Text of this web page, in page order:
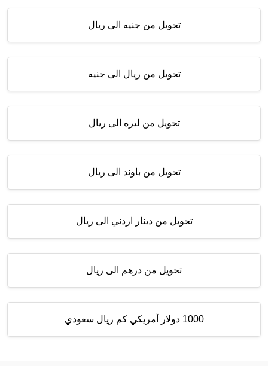
تحويل من جنيه الى ريال
تحويل من ريال الى جنيه
تحويل من ليره الى ريال
تحويل من باوند الى ريال
تحويل من دينار اردني الى ريال
تحويل من درهم الى ريال
1000 دولار أمريكي كم ريال سعودي